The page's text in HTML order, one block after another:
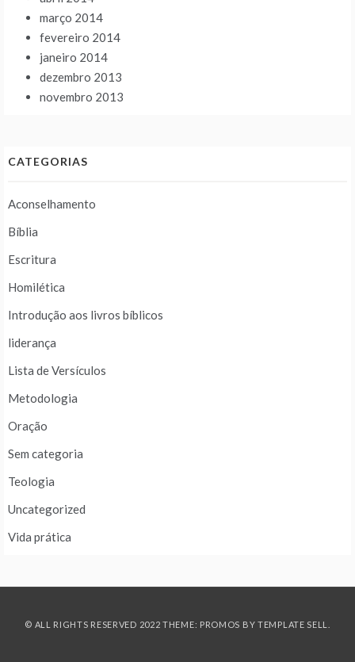
março 2014
fevereiro 2014
janeiro 2014
dezembro 2013
novembro 2013
CATEGORIAS
Aconselhamento
Bíblia
Escritura
Homilética
Introdução aos livros bíblicos
liderança
Lista de Versículos
Metodologia
Oração
Sem categoria
Teologia
Uncategorized
Vida prática
© ALL RIGHTS RESERVED 2022 THEME: PROMOS BY TEMPLATE SELL